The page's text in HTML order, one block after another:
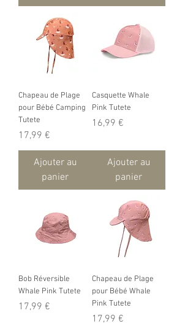
Chapeau de Plage
pour Bébé Camping
Tutete
Prix
17,99 €
Ajouter au
panier
Casquette Whale
Pink Tutete
Prix
16,99 €
Ajouter au
panier
Bob Réversible
Whale Pink Tutete
Prix
17,99 €
Chapeau de Plage
pour Bébé Whale
Pink Tutete
Prix
17,99 €